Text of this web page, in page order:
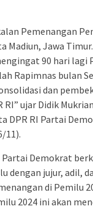
Pemenangan
Madiun, Jawa
90 hari lagi
Rapimnas bulan
dan
RI” ujar Didik
DPR RI Partai
11).
Partai Demokrat
dengan jujur, adil,
di Pemilu
2024 ini akan